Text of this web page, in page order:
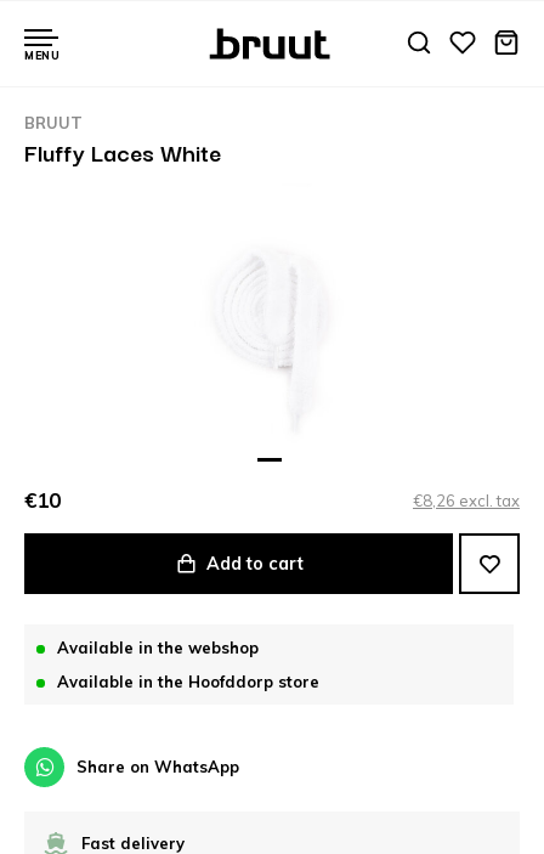
MENU
BRUUT
Fluffy Laces White
€10 €8,26 excl. tax
Add to cart
Available in the webshop
Available in the Hoofddorp store
Share on WhatsApp
Fast delivery